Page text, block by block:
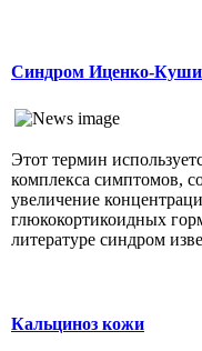
Синдром Иценко-
Этот термин
комплекса симптомов,
увеличение
глюкокортикоидных
литературе синдром
Кальциноз кожи